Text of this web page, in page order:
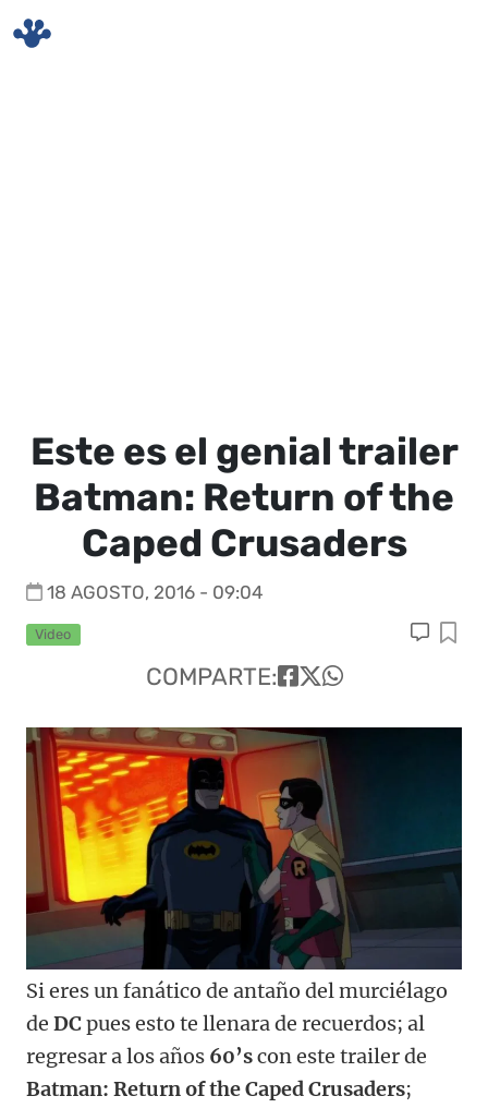
Este es el genial trailer
Batman: Return of the
Caped Crusaders
18 AGOSTO, 2016 - 09:04
Video
COMPARTE:
Si eres un fanático de antaño del murciélago
de DCpues esto te llenara de recuerdos; al
regresar a los años 60’scon este trailer de
Batman: Return of the Caped Crusaders;